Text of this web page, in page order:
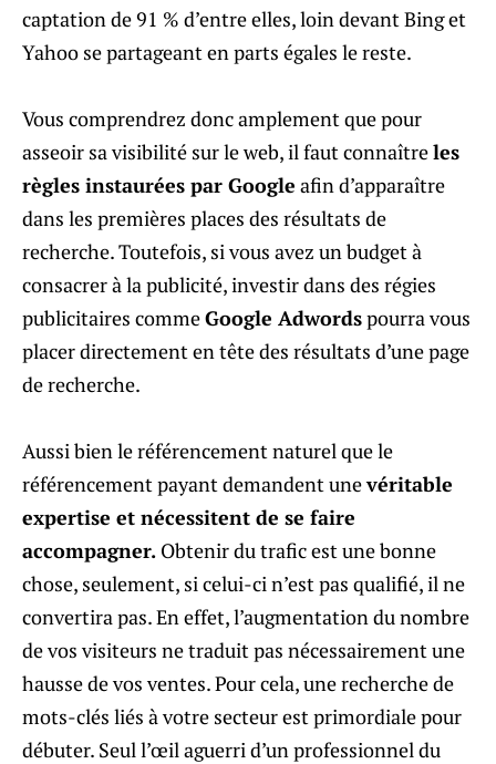
captation de 91 % d’entre elles, loin devant Bing et
Yahoo se partageant en parts égales le reste.
Vous comprendrez donc amplement que pour
asseoir sa visibilité sur le web, il faut connaîtreles
règles instaurées par Google afin d’apparaître
dans les premières places des résultats de
recherche. Toutefois, si vous avez un budget à
consacrer à la publicité, investir dans des régies
publicitaires commeGoogle Adwordspourra vous
placer directement en tête des résultats d’une page
de recherche.
Aussi bien le référencement naturel que le
référencement payant demandent unevéritable
expertise et nécessitent de se faire
accompagner. Obtenir du trafic est une bonne
chose, seulement, si celui-ci n’est pas qualifié, il ne
convertira pas. En effet, l’augmentation du nombre
de vos visiteurs ne traduit pas nécessairement une
hausse de vos ventes. Pour cela, une recherche de
mots-clés liés à votre secteur est primordiale pour
débuter. Seul l’œil aguerri d’un professionnel du